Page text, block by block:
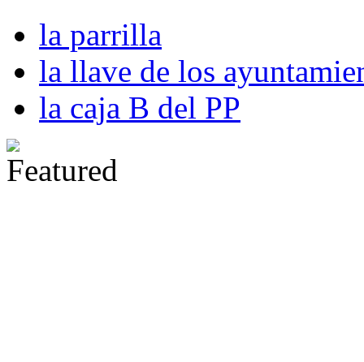
la parrilla
la llave de los
la caja B del PP